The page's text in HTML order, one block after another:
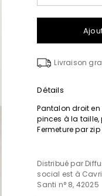
Livraison
Détails
Pantalon droit
pinces à la
Fermeture par
Distribué par
social est à
Santi n° 8, 42025